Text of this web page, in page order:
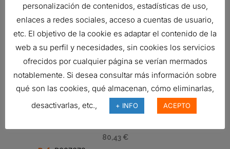
PARCHES DE PRUEBA TIPO
MEMBRANA, COMBUSTIBLE
FILTRO DE VENTILACIÓN DEL
80,43 €
personalización de contenidos, estadísticas de uso,
enlaces a redes sociales, acceso a cuentas de usuario,
etc. El objetivo de la cookie es adaptar el contenido de la
web a su perfil y necesidades, sin cookies los servicios
ofrecidos por cualquier página se verían mermados
notablemente. Si desea consultar más información sobre
qué son las cookies, qué almacenan, cómo eliminarlas,
desactivarlas, etc.,
+ INFO ACEPTO